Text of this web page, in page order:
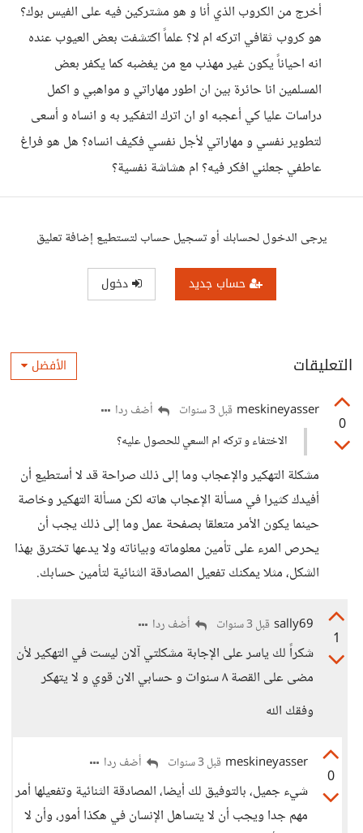
أخرج من الكروب الذي أنا و هو مشتركين فيه على الفيس بوك؟
هو كروب ثقافي اتركه ام لا؟ علماً اكتشفت بعض العيوب عنده
انه احياناً يكون غير مهذب مع من يغضبه كما يكفر بعض
المسلمين انا حائرة بين ان اطور مهاراتي و مواهبي و اكمل
دراسات عليا كي أعجبه او ان اترك التفكير به و انساه و أسعى
لتطوير نفسي و مهاراتي لأجل نفسي فكيف انساه؟ هل هو فراغ
عاطفي جعلني افكر فيه؟ ام هشاشة نفسية؟
يرجى الدخول لحسابك أو تسجيل حساب لتستطيع إضافة تعليق
حساب جديد دخول
التعليقات الأفضل
0
meskineyasser قبل 3 سنوات
أضف ردا
الاختفاء و تركه ام السعي للحصول عليه؟
مشكلة التهكير والإعجاب وما إلى ذلك صراحة قد لا أستطيع أن
أفيدك كثيرا في مسألة الإعجاب هاته لكن مسألة التهكير وخاصة
حينما يكون الأمر متعلقا بصفحة عمل وما إلى ذلك يجب أن
يحرص المرء على تأمين معلوماته وبياناته ولا يدعها تخترق بهذا
الشكل، مثلا يمكنك تفعيل المصادقة الثنائية لتأمين حسابك.
1
sally69 قبل 3 سنوات أضف ردا
شكراً لك ياسر على الإجابة مشكلتي آلان ليست في التهكير لأن
مضى على القصة ٨ سنوات و حسابي الان قوي و لا يتهكر
وفقك الله
0
meskineyasser قبل 3 سنوات أضف ردا
شيء جميل، بالتوفيق لك أيضا، المصادقة الثنائية وتفعيلها أمر
مهم جدا ويجب أن لا يتساهل الإنسان في هكذا أمور، وأن لا